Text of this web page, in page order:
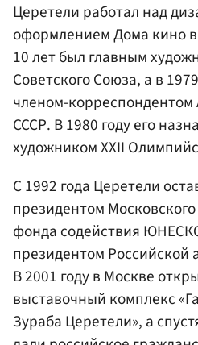
Церетели работал над
оформлением Дома кино
10 лет был главным
Советского Союза, а в
членом-корреспондентом
СССР. В 1980 году его
художником XXII
С 1992 года Церетели
президентом
фонда содействия
президентом Российской
В 2001 году в Москве
выставочный комплекс
Зураба Церетели», а